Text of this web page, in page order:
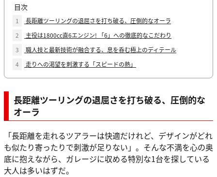
目次
1
長距離ツーリングの退屈さを打ち破る、圧倒的なオーラ
2
主役は1800cc直6エンジン! 「6」への徹底的なこだわり
3
職人技と最新技術が融合する、息を呑む極上のディテール
4
走りへの渇望を刺激する「スピードの熱」
長距離ツーリングの退屈さを打ち破る、圧倒的な
オーラ
「長距離を走れるツアラーは快適だけれど、デザインがどれ
も似たり寄ったりで刺激が足りない」。そんな不満を心の奥
底に抱えながら、ガレージに収める特別な1台を探している
大人は多いはずだ。